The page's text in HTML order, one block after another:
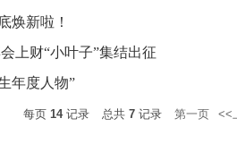
焕新啦！
上财“小叶子”集结出征
年度人物”
每页 14记录 总共 7 记录 第一页 <<